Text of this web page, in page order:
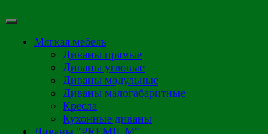
Мягкая мебель
Диваны прямые
Диваны угловые
Диваны модульные
Диваны малогабаритные
Кресла
Кухонные диваны
Диваны "PREMIUM"